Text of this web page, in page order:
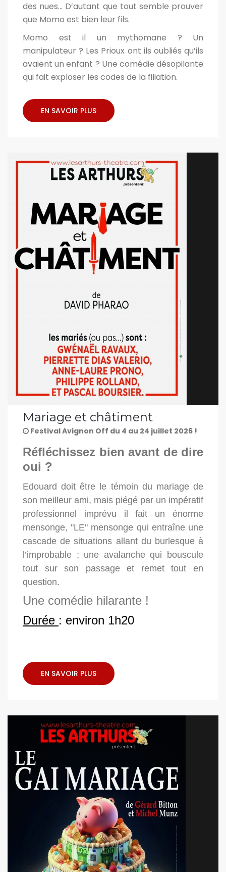
des nues... D’autant que tout semble prouver
que Momo est bien leur fils.
Momo est il un mythomane ? Un
manipulateur ? Les Prioux ont ils oubliés qu’ils
avaient un enfant ? Une comédie désopilante
qui fait exploser les codes de la filiation.
EN SAVOIR PLUS
Mariage et châtiment
Festival Avignon Off du 4 au 24 juillet 2026 !
Réfléchissez bien avant de dire
oui ?
Edouard doit être le témoin du mariage de
son meilleur ami, mais piégé par un impératif
professionnel imprévu il fait un énorme
mensonge, "LE" mensonge qui entraîne une
cascade de situations allant du burlesque à
l’improbable ; une avalanche qui bouscule
tout sur son passage et remet tout en
question.
Une comédie hilarante !
Durée : environ 1h20
EN SAVOIR PLUS